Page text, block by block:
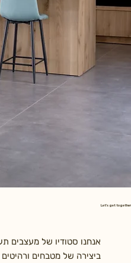
Let's get together
אנחנו סטודיו של מעצבים